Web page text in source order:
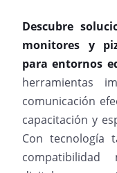
Descubre
monitores y
para entornos
herramientas
comunicación
capacitación y
Con tecnología
compatibilidad